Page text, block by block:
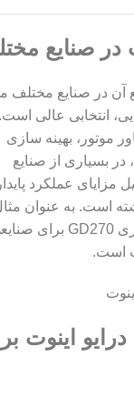
در صنایع
آن در صنایع مختلف
انتخابی عالی
موتور، بهینه سازی
بسیاری از صنایع
مزایای عملکرد
است. به عنوان
برای
است.
اینوت